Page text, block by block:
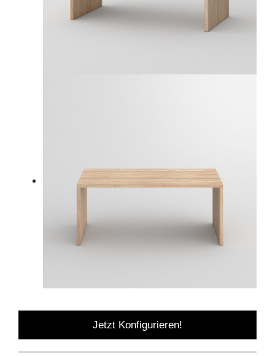
Jetzt Konfigurieren!